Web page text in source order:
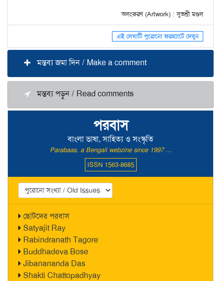
পরবাস
বাংলা ভাষা, সাহিত্য ও সংস্কৃতি
Parabaas, a Bengali webzine since 1997 ...
ISSN 1563-8685
ছোটদের পরবাস
Satyajit Ray
Rabindranath Tagore
Buddhadeva Bose
Jibanananda Das
Shakti Chattopadhyay
অলংকরণ (Artwork) : সুভশ্রী মণ্ডল
এই লেখাটি পুরোনো ফরম্যাটে দেখুন
মন্তব্য জমা দিন / Make a comment
মন্তব্য পড়ুন / Read comments